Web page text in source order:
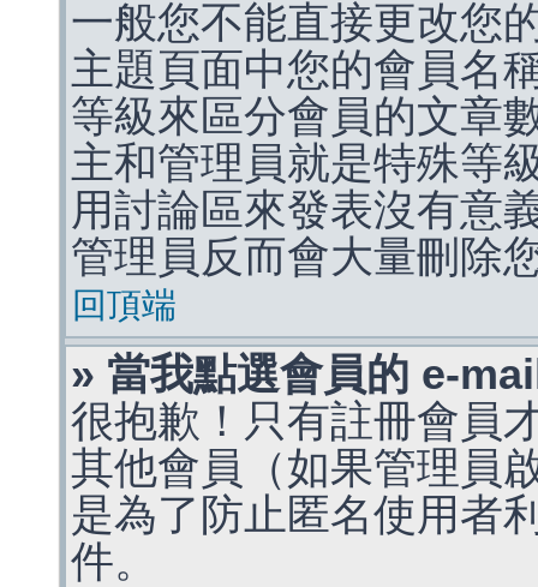
一般您不能直接更改您
主題頁面中您的會員名
等級來區分會員的文章
主和管理員就是特殊等
用討論區來發表沒有意
管理員反而會大量刪除
回頂端
» 當我點選會員的 e-
很抱歉！只有註冊會員
其他會員（如果管理員
是為了防止匿名使用者
件。